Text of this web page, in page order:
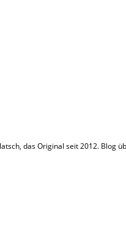
das Original seit 2012. Blog